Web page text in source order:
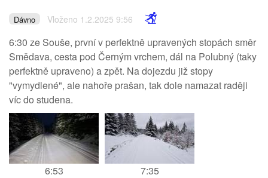
Dávno Vloženo 1.2.2025 9:56
6:30 ze Souše, první v perfektně upravených stopách směr
Smědava, cesta pod Černým vrchem, dál na Polubný (taky
perfektně upraveno) a zpět. Na dojezdu již stopy
"vymydlené", ale nahoře prašan, tak dole namazat raději
víc do studena.
6:53 7:35